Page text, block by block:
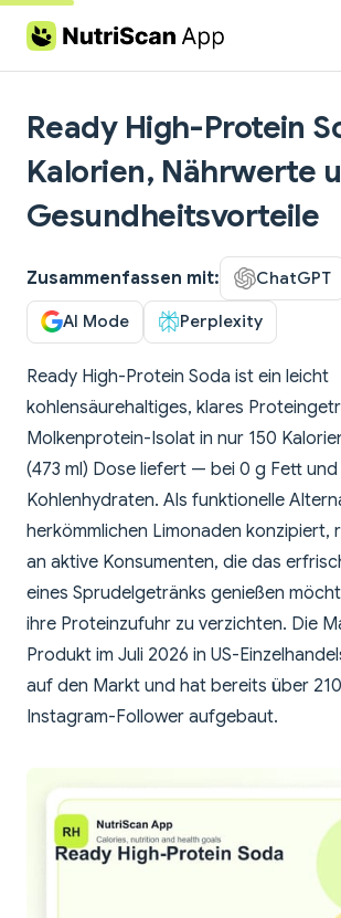
Skip to content
Ready High-Protein
Kalorien, Nährwerte
Gesundheitsvorteile
Zusammenfassen mit: ChatGPT
AI Mode Perplexity
Ready High-Protein Soda ist ein leicht
kohlensäurehaltiges, klares
Molkenprotein-Isolat in nur 150
(473 ml) Dose liefert — bei 0 g Fett und
Kohlenhydraten. Als funktionelle
herkömmlichen Limonaden konzipiert,
an aktive Konsumenten, die das
eines Sprudelgetränks genießen
ihre Proteinzufuhr zu verzichten. Die
Produkt im Juli 2026 in US-
auf den Markt und hat bereits über
Instagram-Follower aufgebaut.